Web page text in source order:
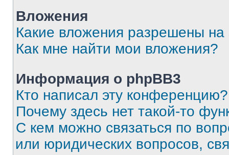
Вложения
Какие вложения разрешены
Как мне найти мои вложения?
Информация о phpBB3
Кто написал эту конференцию?
Почему здесь нет такой-то
С кем можно связаться по
или юридических вопросов,